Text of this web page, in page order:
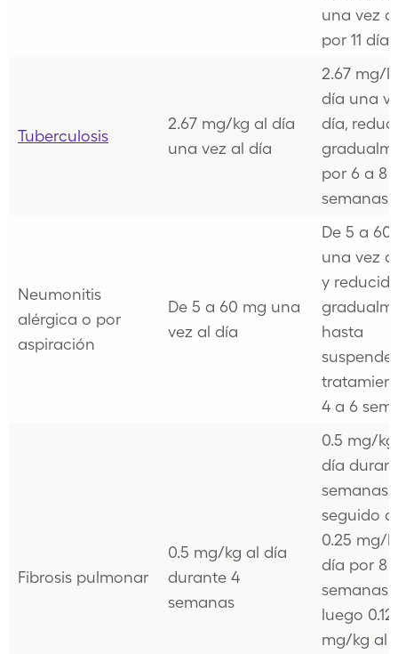
una vez
por 11 días
Tuberculosis
2.67 mg/kg al día
una vez al día
2.67 mg/
día una
día,
por 6 a 8
semanas
Neumonitis
alérgica o por
aspiración
De 5 a 60 mg una
vez al día
De 5 a 60
una vez
y
hasta
4 a 6
Fibrosis pulmonar
0.5 mg/kg al día
durante 4
semanas
0.5 mg/
día
semanas,
seguido
0.25 mg/
día por 8
semanas
luego
mg/kg al